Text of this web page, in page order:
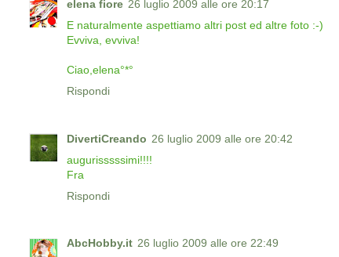
elena fiore 26 luglio 2009 alle ore 20:17
E naturalmente aspettiamo altri post ed altre foto :-)
Evviva, evviva!
Ciao,elena°*°
Rispondi
DivertiCreando 26 luglio 2009 alle ore 20:42
augurisssssimi!!!!
Fra
Rispondi
AbcHobby.it 26 luglio 2009 alle ore 22:49